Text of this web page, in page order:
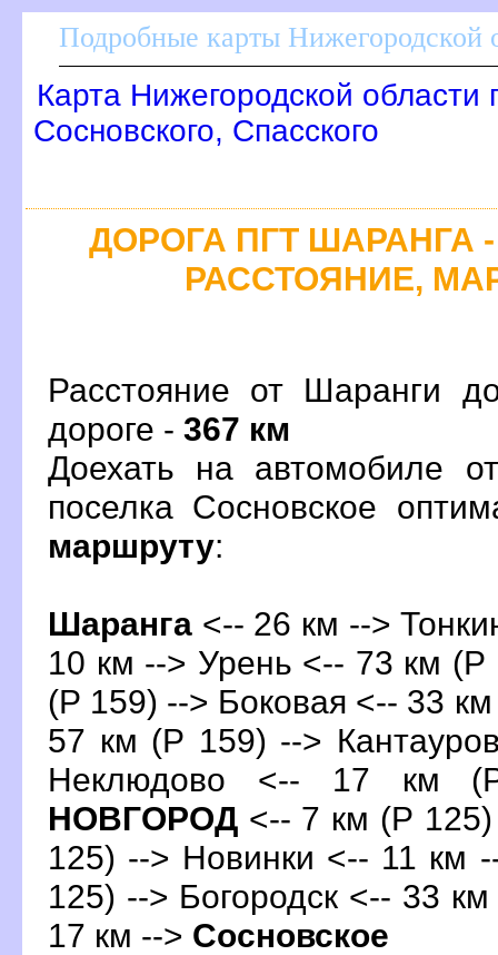
Подробные карты Нижегородской
Карта Нижегородской области
Сосновского, Спасского
ДОРОГА ПГТ ШАРАНГА
РАССТОЯНИЕ,
Расстояние от Шаранги
дороге - 367 км
Доехать на автомобиле
поселка Сосновское
маршруту:
Шаранга <-- 26 км -->
10 км --> Урень <-- 73 км (Р
(Р 159) --> Боковая <-- 33
57 км (Р 159) -->
Неклюдово <-- 17 км
НОВГОРОД <-- 7 км (Р
125) --> Новинки <-- 11 км
125) --> Богородск <-- 33
17 км --> Сосновское